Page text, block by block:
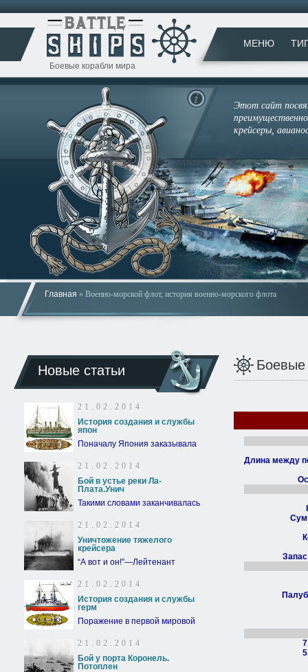
Боевые корабли мира
МЕНЮ
Этот сайт
крейсеры,
Главная » Военно-морской флот, история военно-морского флота
Новые статьи
21.02.2014
История создания и службы
япон
Поначалу Япония заказывала
21.02.2014
Бой в устье реки Ла-
Плата.Унич
Такими словами заканчивалась
21.02.2014
Уничтожение тяжелого
крейсера
“А вот и он!”—Лейтенант
21.02.2014
История создания и службы
герм
Поражение в первой мировой
21.02.2014
Бой у порта Коронель.
Потоплен
Боевые
Длина между